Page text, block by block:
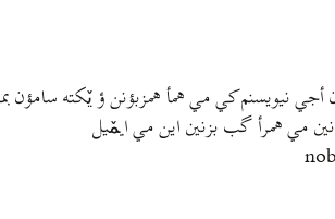
نيويسنم کي مي همأ همزبؤنن ؤ يٚکته سامؤن
مي همرأ گب بزنين اين مي ايمٚیل‌